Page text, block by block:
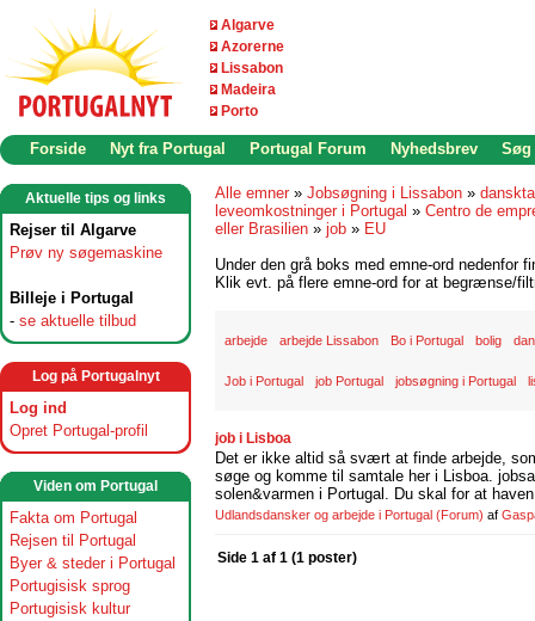
Algarve
Azorerne
Lissabon
Madeira
Porto
Forside Nyt fra Portugal Portugal Forum Nyhedsbrev Søg
Aktuelle tips og links
Rejser til Algarve
Prøv ny søgemaskine
Billeje i Portugal
- se aktuelle tilbud
Log på Portugalnyt
Log ind
Opret Portugal-profil
Viden om Portugal
Fakta om Portugal
Rejsen til Portugal
Byer & steder i Portugal
Portugisisk sprog
Portugisisk kultur
Alle emner » Jobsøgning i Lissabon »
leveomkostninger i Portugal » Centro de
eller Brasilien » job » EU
Under den grå boks med emne-ord nedenfor
Klik evt. på flere emne-ord for at begrænse/
arbejde arbejde Lissabon Bo i Portugal bolig
Job i Portugal job Portugal jobsøgning i Portugal
job i Lisboa
Det er ikke altid så svært at finde arbejde,
søge og komme til samtale her i Lisboa.
solen&varmen i Portugal. Du skal for at
Udlandsdansker og arbejde i Portugal (Forum) af
Side 1 af 1 (1 poster)